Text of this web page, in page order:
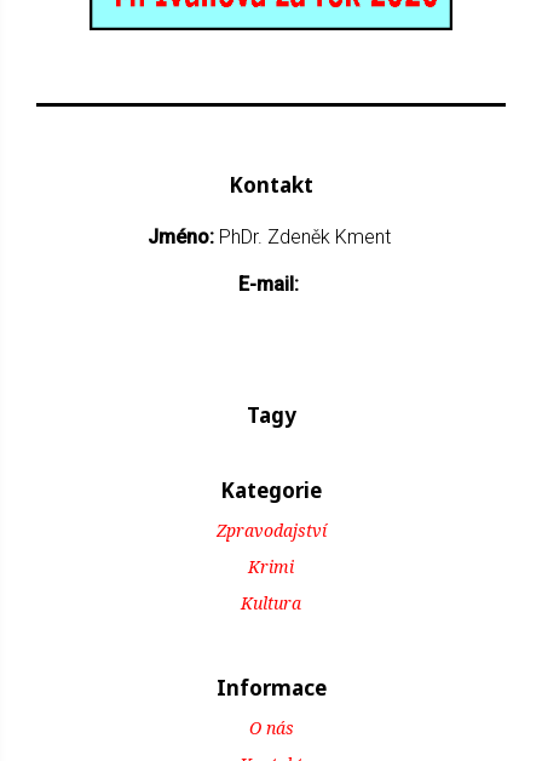
Kontakt
Jméno: PhDr. Zdeněk Kment
E-mail:
Tagy
Kategorie
Zpravodajství
Krimi
Kultura
Informace
O nás